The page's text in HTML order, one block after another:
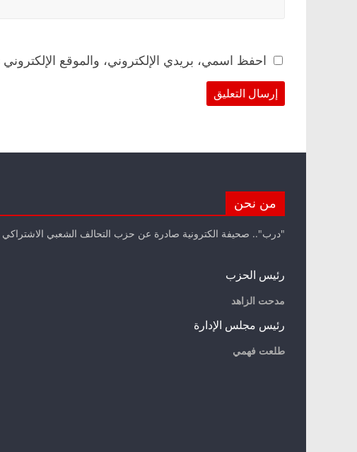
احفظ اسمي، بريدي الإلكتروني، والموقع
من نحن
"درب".. صحيفة الكترونية صادرة عن حزب التحالف الشعبي الاشتراكي
رئيس الحزب
مدحت الزاهد
رئيس مجلس الإدارة
طلعت فهمي